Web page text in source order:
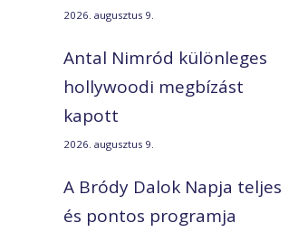
2026. augusztus 9.
Antal Nimród különleges
hollywoodi megbízást
kapott
2026. augusztus 9.
A Bródy Dalok Napja teljes
és pontos programja